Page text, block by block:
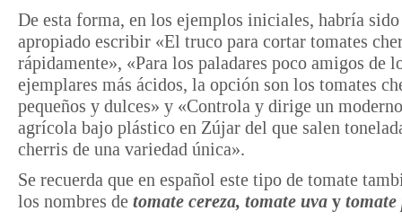
De esta forma, en los ejemplos iniciales, habría sido
apropiado escribir «El truco para cortar tomates
rápidamente», «Para los paladares poco amigos de
ejemplares más ácidos, la opción son los tomates
pequeños y dulces» y «Controla y dirige un
agrícola bajo plástico en Zújar del que salen
cherris de una variedad única».
Se recuerda que en español este tipo de tomate
los nombres de tomate cereza, tomate uva y tomate